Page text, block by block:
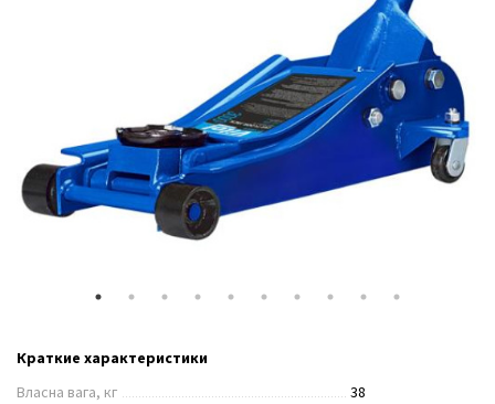
Краткие характеристики
Власна вага, кг
38